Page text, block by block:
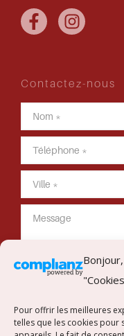
Pour offrir les meilleures
telles que les cookies pour
Contactez-nous
Envoyer mon